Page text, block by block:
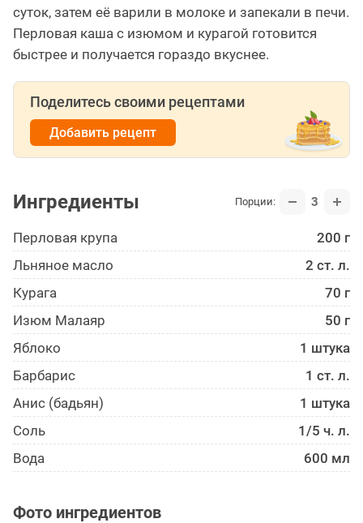
суток, затем её варили в молоке и запекали в печи.
Перловая каша с изюмом и курагой готовится
быстрее и получается гораздо вкуснее.
Поделитесь своими рецептами
Добавить рецепт
Ингредиенты Порции: 3
Перловая крупа
200 г
Льняное масло
2 ст. л.
Курага
70 г
Изюм Малаяр
50 г
Яблоко
1 штука
Барбарис
1 ст. л.
Анис (бадьян)
1 штука
Соль
1/5 ч. л.
Вода
600 мл
Фото ингредиентов